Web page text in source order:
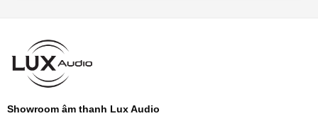
Showroom âm thanh Lux Audio